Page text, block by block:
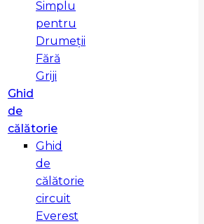
Simplu
pentru
Drumeții
Fără
Griji
Ghid
de
călătorie
Ghid
de
călătorie
circuit
Everest